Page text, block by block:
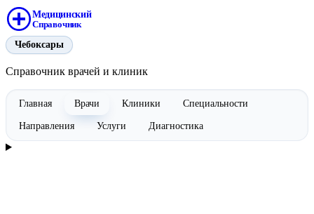
Медицинский
Справочник
Чебоксары
Справочник врачей и клиник
Главная Врачи Клиники Специальности
Направления Услуги Диагностика